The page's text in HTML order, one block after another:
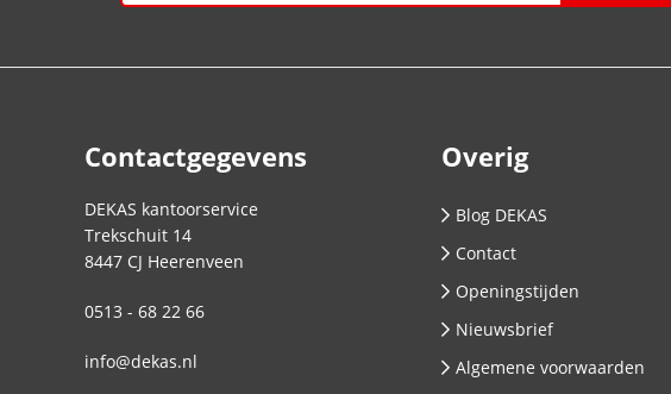
Contactgegevens
DEKAS kantoorservice
Trekschuit 14
8447 CJ Heerenveen
0513 - 68 22 66
info@dekas.nl
Overig
Blog DEKAS
Contact
Openingstijden
Nieuwsbrief
Algemene voorwaarden